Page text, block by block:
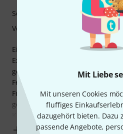
Mit Liebe
Mit unseren Cookies
fluffiges
dazugehört bieten. Dazu
passende Angebote,
Ein gebraucht gekauftes nicht
Export hat einen recht akuten
gehabt - wenn das Bass-Drum-
Fetzen hängt, ist es wirklich Zeit...
Für die Schlagfelle durchgehend
gegriffen, das rot passt
Kesseln, und auch sonst war es
Mehr anzeigen
Sound
Verarbeitung